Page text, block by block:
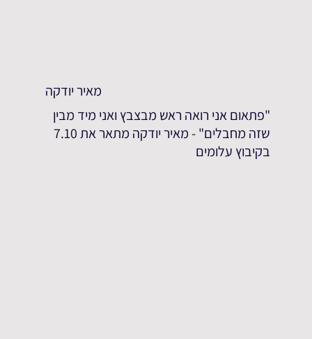
מאיר יודקה
"פתאום אני רואה ראש מבצבץ ואני מיד מבין
שזה מחבלים" - מאיר יודקה מתאר את 7.10
בקיבוץ עלומים